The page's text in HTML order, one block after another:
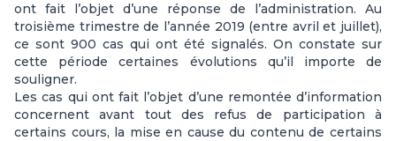
ont fait l’objet d’une réponse de l’administration. Au
troisième trimestre de l’année 2019 (entre avril et juillet),
ce sont 900 cas qui ont été signalés. On constate sur
cette période certaines évolutions qu’il importe de
souligner.
Les cas qui ont fait l’objet d’une remontée d’information
concernent avant tout des refus de participation à
certains cours, la mise en cause du contenu de certains